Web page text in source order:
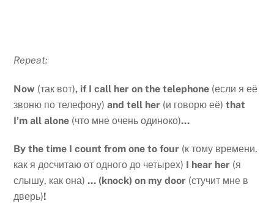
Repeat:
Now (так вот), if I call her on the telephone (если я её
звоню по телефону) and tell her (и говорю её) that
I’m all alone (что мне очень одиноко)…
By the time I count from one to four (к тому времени,
как я досчитаю от одного до четырех) I hear her (я
слышу, как она) … (knock) on my door (стучит мне в
дверь)!